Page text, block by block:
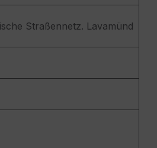
Straßennetz. Lavamünd